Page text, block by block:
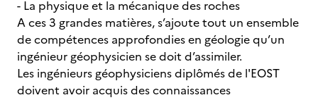
- La physique et la mécanique des roches
A ces 3 grandes matières, s’ajoute tout un ensemble
de compétences approfondies en géologie qu’un
ingénieur géophysicien se doit d’assimiler.
Les ingénieurs géophysiciens diplômés de l'EOST
doivent avoir acquis des connaissances